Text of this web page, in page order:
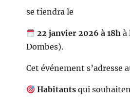
se tiendra le
22 janvier 2026 à 18h à
Dombes).
Cet événement s’adresse
Habitantsqui